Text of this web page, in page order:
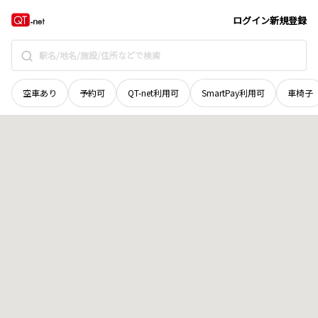
ログイン新規登録
空車あり 予約可 QT-net利用可 SmartPay利用可 車椅子
北海道 地域選択で探す